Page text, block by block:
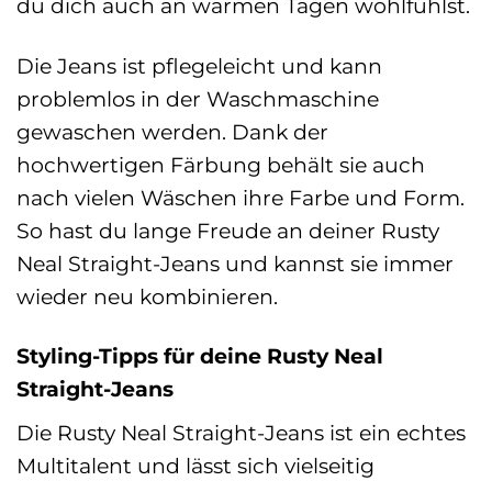
Die Jeans ist pflegeleicht und kann
problemlos in der Waschmaschine
gewaschen werden. Dank der
hochwertigen Färbung behält sie auch
nach vielen Wäschen ihre Farbe und Form.
So hast du lange Freude an deiner Rusty
Neal Straight-Jeans und kannst sie immer
wieder neu kombinieren.
Styling-Tipps für deine Rusty Neal
Straight-Jeans
Die Rusty Neal Straight-Jeans ist ein echtes
Multitalent und lässt sich vielseitig